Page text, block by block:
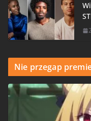
Nie przegap